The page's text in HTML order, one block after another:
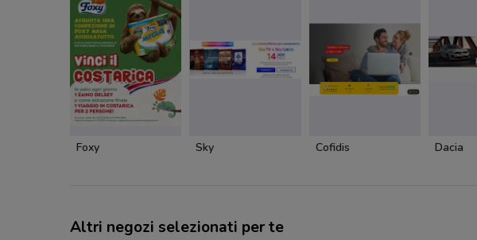
Foxy Sky Cofidis Dacia
Altri negozi selezionati per te